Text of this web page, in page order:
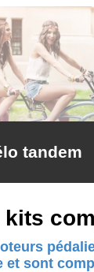
tandem
kits
et sont